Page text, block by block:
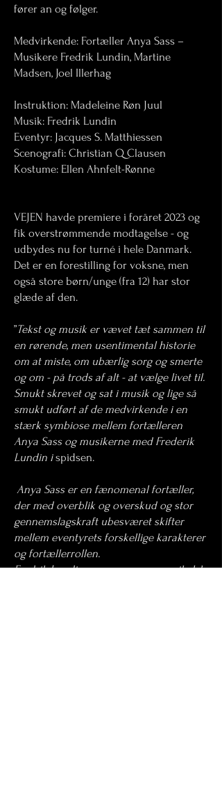
fører an og følger.
Medvirkende: Fortæller Anya Sass –
Musikere Fredrik Lundin, Martine
Madsen, Joel Illerhag
Instruktion: Madeleine Røn Juul
Musik: Fredrik Lundin
Eventyr: Jacques S. Matthiessen
Scenografi: Christian Q Clausen
Kostume: Ellen Ahnfelt-Rønne
VEJEN havde premiere i foråret 2023 og
fik overstrømmende modtagelse - og
udbydes nu for turné i hele Danmark.
Det er en forestilling for voksne, men
også store børn/unge (fra 12) har stor
glæde af den.
”Tekst og musik er vævet tæt sammen til
en rørende, men usentimental historie
om at miste, om ubærlig sorg og smerte
og om - på trods af alt - at vælge livet til.
Smukt skrevet og sat i musik og lige så
smukt udført af de medvirkende i en
stærk symbiose mellem fortælleren
Anya Sass og musikerne med Frederik
Lundin ispidsen.
Anya Sass er en fænomenal fortæller,
der med overblik og overskud og stor
gennemslagskraft ubesværet skifter
mellem eventyrets forskellige karakterer
og fortællerrollen.
Fredrik Lundin er en suveræn musikalsk